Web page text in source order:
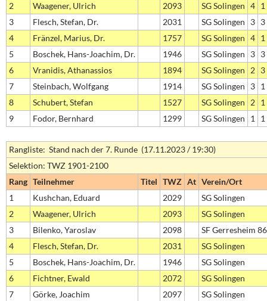
2
Waagener, Ulrich 2093 SG Solingen 4 1
3
Flesch, Stefan, Dr. 2031 SG Solingen 3 3
4
Fränzel, Marius, Dr. 1757 SG Solingen 4 1
5
Boschek, Hans-Joachim, Dr. 1946 SG Solingen 3 3
6
Vranidis, Athanassios 1894 SG Solingen 2 3
7
Steinbach, Wolfgang 1914 SG Solingen 3 1
8
Schubert, Stefan 1527 SG Solingen 2 1
9
Fodor, Bernhard 1299 SG Solingen 1 1
Rangliste: Stand nach der 7. Runde (17.11.2023 / 19:30)
Selektion: TWZ 1901-2100
Rang Teilnehmer Titel TWZ At Verein/Ort
1
Kushchan, Eduard 2029
SG Solingen
2
Waagener, Ulrich 2093
SG Solingen
3
Bilenko, Yaroslav 2098
SF Gerresheim 86
4
Flesch, Stefan, Dr. 2031
SG Solingen
5
Boschek, Hans-Joachim, Dr. 1946
SG Solingen
6
Fichtner, Ewald 2072
SG Solingen
7
Görke, Joachim 2097 SG Solingen